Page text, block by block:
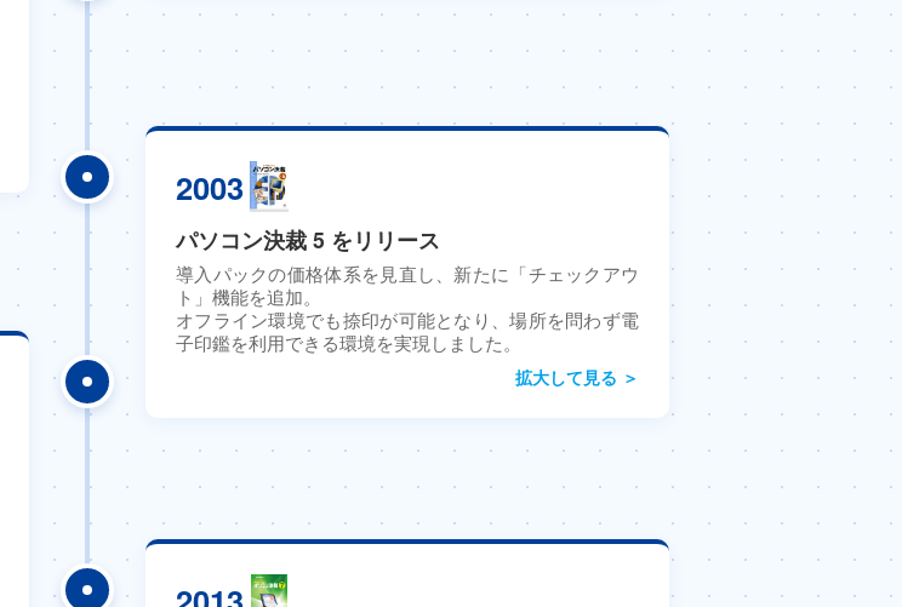
2003
パソコン決裁 5 をリリース
導入パックの価格体系を見直し、新たに「チェックアウ
ト」機能を追加。
オフライン環境でも捺印が可能となり、場所を問わず電
子印鑑を利用できる環境を実現しました。
拡大して見る ＞